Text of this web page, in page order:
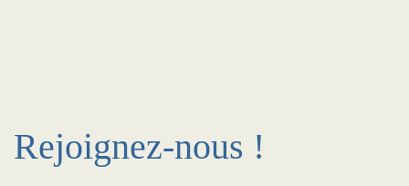
Rejoignez-nous !